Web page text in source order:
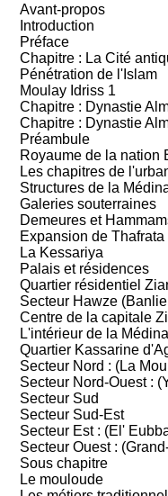
Avant-propos
Introduction
Préface
Chapitre : La Cité
Pénétration de l'Islam
Moulay Idriss 1
Chapitre : Dynastie
Chapitre : Dynastie
Préambule
Royaume de la nation
Les chapitres de
Structures de la
Galeries souterraines
Demeures et
Expansion de Thafrata
La Kessariya
Palais et résidences
Quartier résidentiel
Secteur Hawze
Centre de la capitale
L'intérieur de la Médina
Quartier Kassarine
Secteur Nord : (La
Secteur Nord-Ouest :
Secteur Sud
Secteur Sud-Est
Secteur Est : (El'
Secteur Ouest :
Sous chapitre
Le mouloude